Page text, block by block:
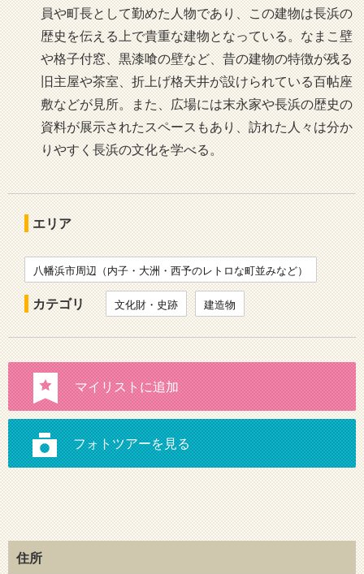
員や町長として勤めた人物であり、この建物は長浜の
歴史を伝える上で貴重な建物となっている。なまこ壁
や格子付窓、黒漆喰の壁など、昔の建物の特徴が残る
旧主屋や茶室、折上げ格天井が設けられている百帖座
敷などが見所。また、広場には末永家や長浜の歴史の
資料が展示されたスペースもあり、訪れた人々は分か
りやすく長浜の文化を学べる。
エリア
八幡浜市周辺（内子・大洲・西予のレトロな町並みなど）
カテゴリ 文化財・史跡 建造物
住所